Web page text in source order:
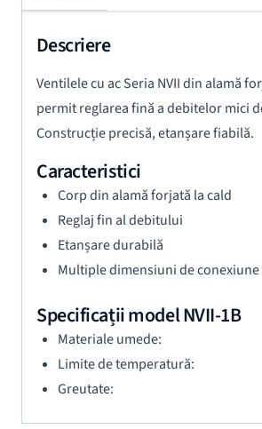
Descriere
Ventilele cu ac Seria NVII din alamă
permit reglarea fină a debitelor mici
Construcție precisă, etanșare fiabilă.
Caracteristici
Corp din alamă forjată la cald
Reglaj fin al debitului
Etanșare durabilă
Multiple dimensiuni de conexiune
Specificații model NVII-1B
Materiale umede:
Limite de temperatură:
Greutate: